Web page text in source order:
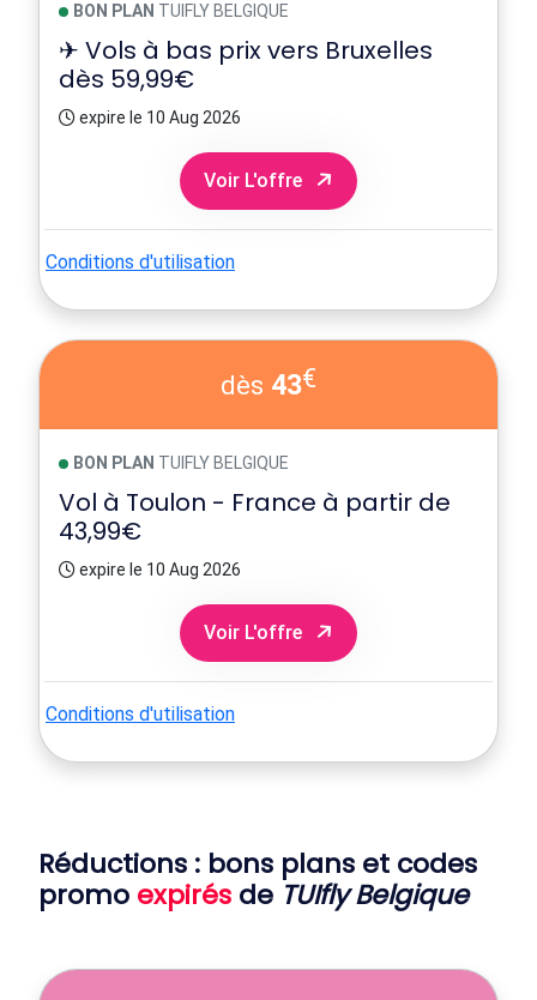
BON PLAN TUIFLY BELGIQUE
✈ Vols à bas prix vers Bruxelles
dès 59,99€
expire le 10 Aug 2026
Voir L'offre
Conditions d'utilisation
dès 43€
BON PLAN TUIFLY BELGIQUE
Vol à Toulon - France à partir de
43,99€
expire le 10 Aug 2026
Voir L'offre
Conditions d'utilisation
Réductions : bons plans et codes
promo expirés de TUIfly Belgique